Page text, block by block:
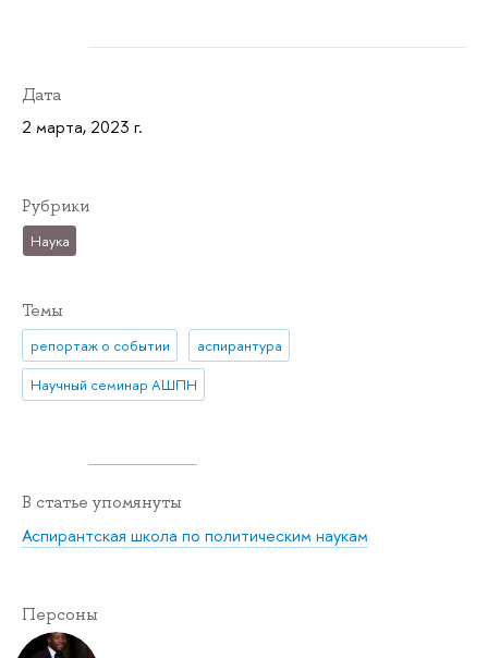
Дата
2 марта, 2023 г.
Рубрики
Наука
Темы
репортаж о событии аспирантура
Научный семинар АШПН
В статье упомянуты
Аспирантская школа по политическим наукам
Персоны